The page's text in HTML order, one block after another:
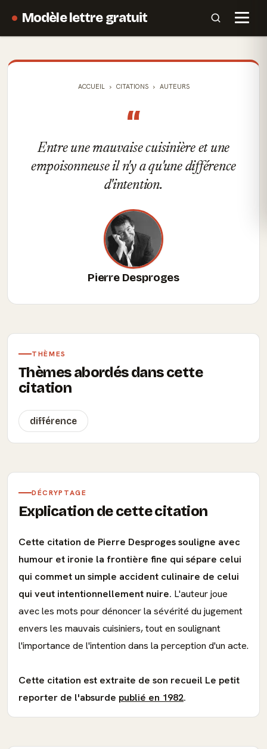
Modèle lettre gratuit
ACCUEIL CITATIONS AUTEURS
“
Entre une mauvaise cuisinière et une
empoisonneuse il n'y a qu'une différence
d'intention.
Pierre Desproges
THÈMES
Thèmes abordés dans cette
citation
différence
DÉCRYPTAGE
Explication de cette citation
Cette citation de Pierre Desproges souligne avec
humour et ironie la frontière fine qui sépare celui
qui commet un simple accident culinaire de celui
qui veut intentionnellement nuire. L'auteur joue
avec les mots pour dénoncer la sévérité du jugement
envers les mauvais cuisiniers, tout en soulignant
l'importance de l'intention dans la perception d'un acte.
Cette citation est extraite de son recueil Le petit
reporter de l'absurde publié en 1982.